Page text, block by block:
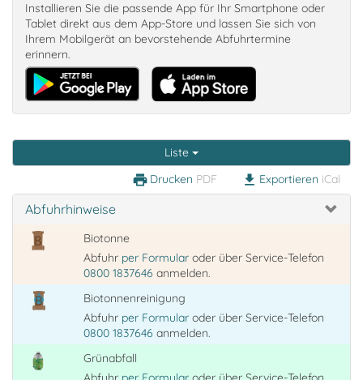
Installieren Sie die passende App für Ihr Smartphone oder
Tablet direkt aus dem App-Store und lassen Sie sich von
Ihrem Mobilgerät an bevorstehende Abfuhrtermine
erinnern.
Liste
print Drucken PDF download Exportieren iCal
Abfuhrhinweise
Biotonne
Abfuhr per Formular oder über Service-Telefon
0800 1837646 anmelden.
Biotonnenreinigung
Abfuhr per Formular oder über Service-Telefon
0800 1837646 anmelden.
Grünabfall